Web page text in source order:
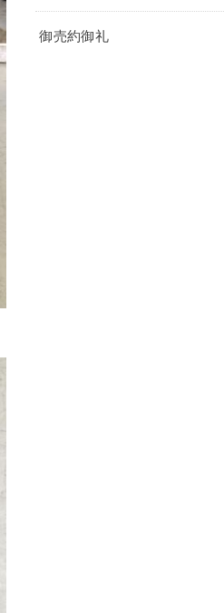
御売約御礼